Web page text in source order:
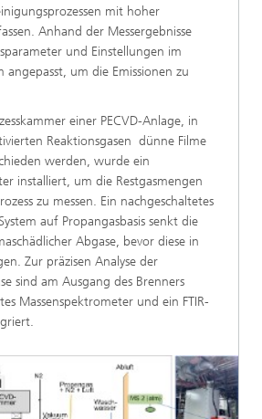
mit hoher
Anhand der Messergebnisse
und Einstellungen im
angepasst, um die Emissionen zu
einer PECVD-Anlage, in
Reaktionsgasen dünne Filme
werden, wurde ein
installiert, um die Restgasmengen
zu messen. Ein nachgeschaltetes
auf Propangasbasis senkt die
Abgase, bevor diese in
Zur präzisen Analyse der
sind am Ausgang des Brenners
Massenspektrometer und ein FTIR-